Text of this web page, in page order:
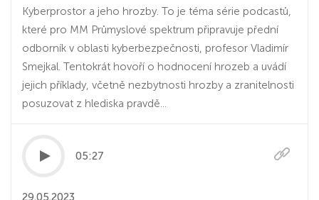
Kyberprostor a jeho hrozby. To je téma série podcastů,
které pro MM Průmyslové spektrum připravuje přední
odborník v oblasti kyberbezpečnosti, profesor Vladimír
Smejkal. Tentokrát hovoří o hodnocení hrozeb a uvádí
jejich příklady, včetně nezbytnosti hrozby a zranitelnosti
posuzovat z hlediska pravdě...
05:27
29.05.2023